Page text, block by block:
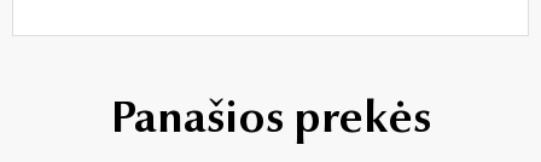
Panašios prekės